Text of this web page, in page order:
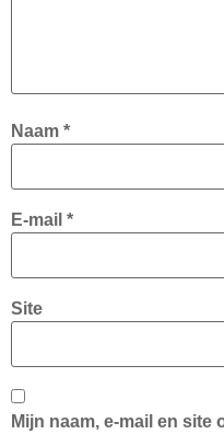
Naam *
E-mail *
Site
Mijn naam, e-mail en